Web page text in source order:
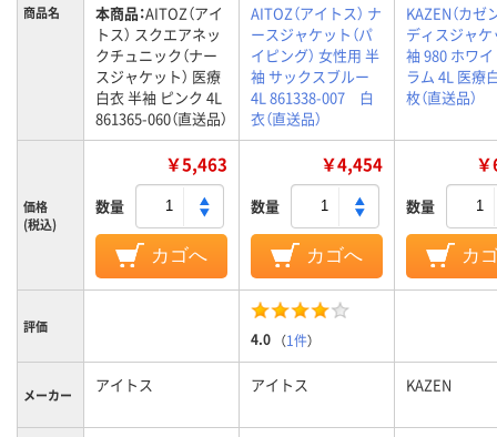
商品名 本商品：AITOZ（アイ
トス） スクエアネッ
クチュニック（ナー
スジャケット） 医療
白衣 半袖 ピンク 4L
861365-060（直送品）
AITOZ（アイトス） ナ
ースジャケット（パ
イピング） 女性用 半
袖 サックスブルー
4L 861338-007 白
衣（直送品）
KAZEN（カゼ
ディスジャ
袖 980 ホワ
ラム 4L 医療
枚（直送品）
価格
(税込)
￥5,463
数量
カゴへ
￥4,454
数量
カゴへ
数量
カ
評価
4.0 （1件）
メーカー アイトス アイトス KAZEN